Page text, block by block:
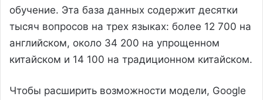
обучение. Эта база данных содержит десятки
тысяч вопросов на трех языках: более 12 700 на
английском, около 34 200 на упрощенном
китайском и 14 100 на традиционном китайском.
Чтобы расширить возможности модели, Google